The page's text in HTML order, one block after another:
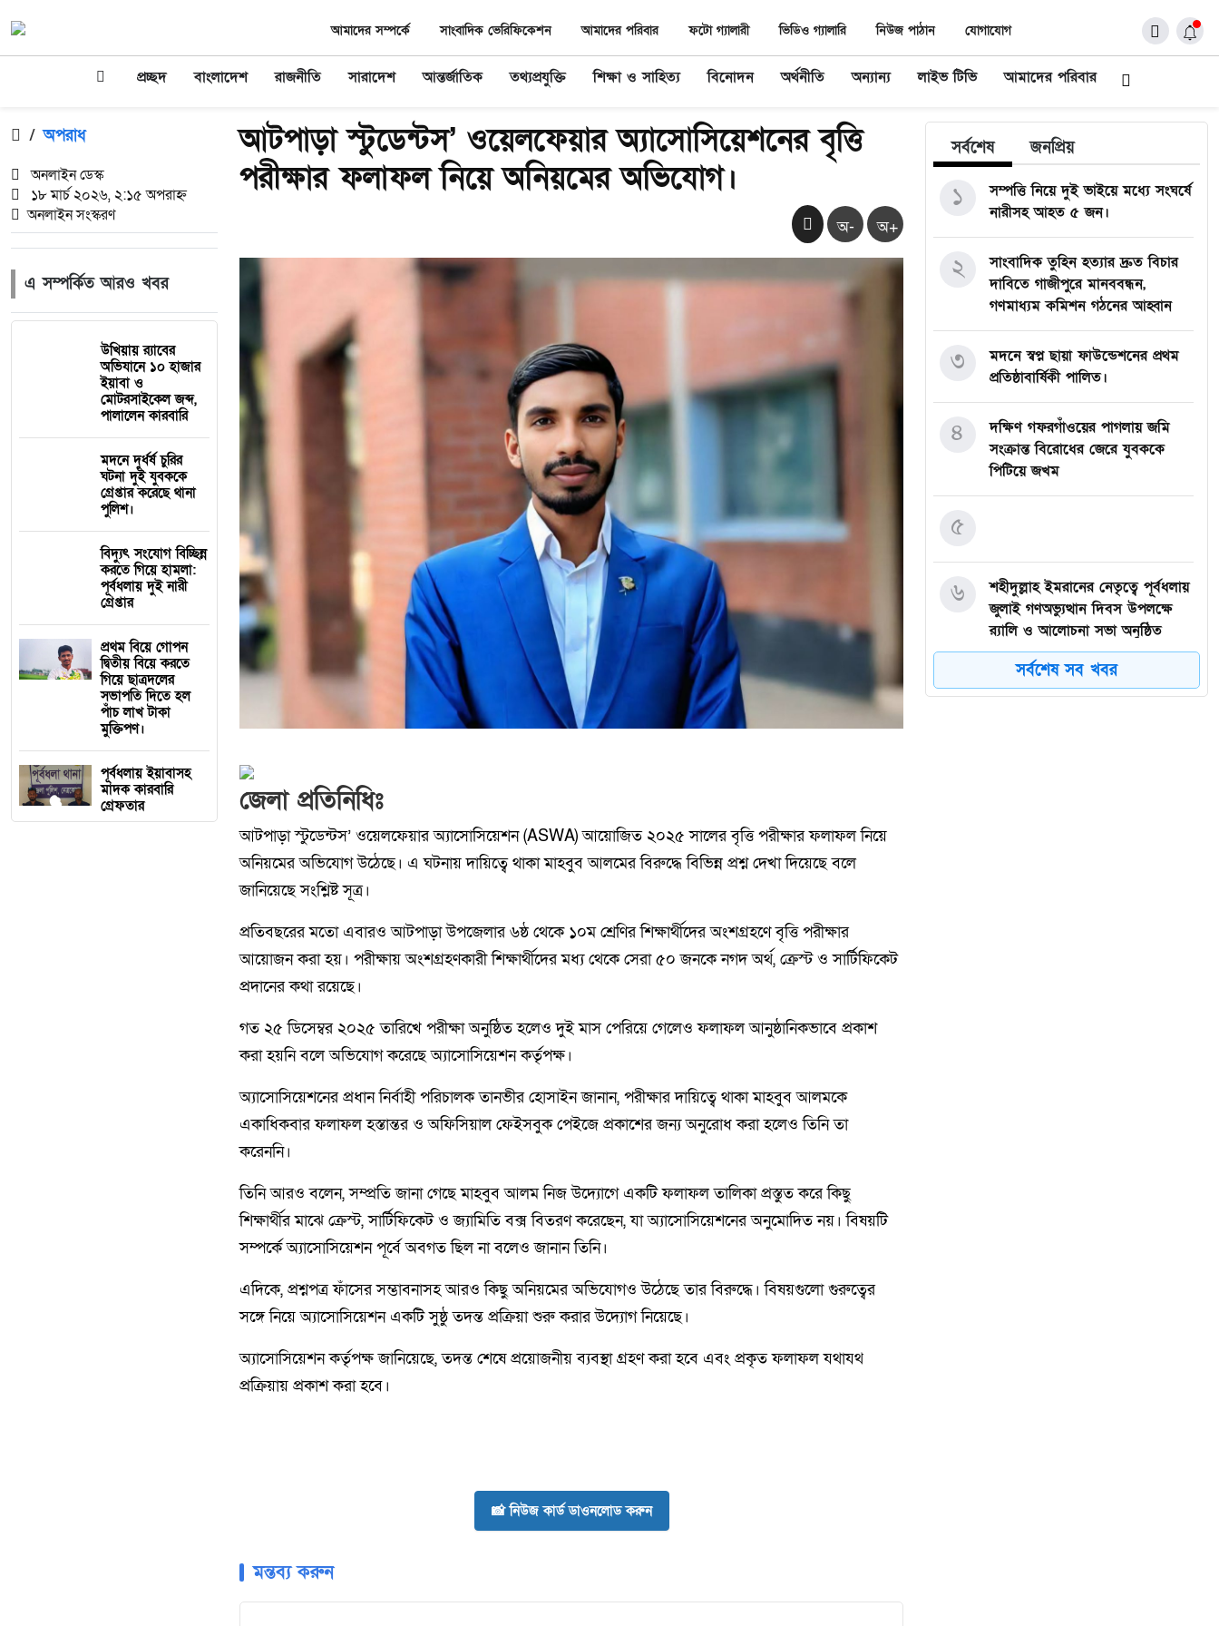
আমাদের সম্পর্কে সাংবাদিক ভেরিফিকেশন আমাদের পরিবার ফটো গ্যালারী ভিডিও গ্যালারি নিউজ পাঠান যোগাযোগ
প্রচ্ছদ বাংলাদেশ রাজনীতি সারাদেশ আন্তর্জাতিক তথ্যপ্রযুক্তি শিক্ষা ও সাহিত্য বিনোদন অর্থনীতি অন্যান্য লাইভ টিভি আমাদের পরিবার
/ অপরাধ
অনলাইন ডেস্ক
১৮ মার্চ ২০২৬, ২:১৫ অপরাহ্ন
অনলাইন সংস্করণ
এ সম্পর্কিত আরও খবর
উখিয়ায় র‌্যাবের
অভিযানে ১০ হাজার
ইয়াবা ও
মোটরসাইকেল জব্দ,
পালালেন কারবারি
মদনে দুর্ধর্ষ চুরির
ঘটনা দুই যুবককে
গ্রেপ্তার করেছে থানা
পুলিশ।
বিদ্যুৎ সংযোগ বিচ্ছিন্ন
করতে গিয়ে হামলা:
পূর্বধলায় দুই নারী
গ্রেপ্তার
প্রথম বিয়ে গোপন
দ্বিতীয় বিয়ে করতে
গিয়ে ছাত্রদলের
সভাপতি দিতে হল
পাঁচ লাখ টাকা
মুক্তিপণ।
পূর্বধলায় ইয়াবাসহ
মাদক কারবারি
গ্রেফতার
আটপাড়া স্টুডেন্টস’ ওয়েলফেয়ার অ্যাসোসিয়েশনের বৃত্তি
পরীক্ষার ফলাফল নিয়ে অনিয়মের অভিযোগ।
অ- অ+
জেলা প্রতিনিধিঃ
আটপাড়া স্টুডেন্টস’ ওয়েলফেয়ার অ্যাসোসিয়েশন (ASWA) আয়োজিত ২০২৫ সালের বৃত্তি পরীক্ষার ফলাফল নিয়ে
অনিয়মের অভিযোগ উঠেছে। এ ঘটনায় দায়িত্বে থাকা মাহবুব আলমের বিরুদ্ধে বিভিন্ন প্রশ্ন দেখা দিয়েছে বলে
জানিয়েছে সংশ্লিষ্ট সূত্র।
প্রতিবছরের মতো এবারও আটপাড়া উপজেলার ৬ষ্ঠ থেকে ১০ম শ্রেণির শিক্ষার্থীদের অংশগ্রহণে বৃত্তি পরীক্ষার
আয়োজন করা হয়। পরীক্ষায় অংশগ্রহণকারী শিক্ষার্থীদের মধ্য থেকে সেরা ৫০ জনকে নগদ অর্থ, ক্রেস্ট ও সার্টিফিকেট
প্রদানের কথা রয়েছে।
গত ২৫ ডিসেম্বর ২০২৫ তারিখে পরীক্ষা অনুষ্ঠিত হলেও দুই মাস পেরিয়ে গেলেও ফলাফল আনুষ্ঠানিকভাবে প্রকাশ
করা হয়নি বলে অভিযোগ করেছে অ্যাসোসিয়েশন কর্তৃপক্ষ।
অ্যাসোসিয়েশনের প্রধান নির্বাহী পরিচালক তানভীর হোসাইন জানান, পরীক্ষার দায়িত্বে থাকা মাহবুব আলমকে
একাধিকবার ফলাফল হস্তান্তর ও অফিসিয়াল ফেইসবুক পেইজে প্রকাশের জন্য অনুরোধ করা হলেও তিনি তা
করেননি।
তিনি আরও বলেন, সম্প্রতি জানা গেছে মাহবুব আলম নিজ উদ্যোগে একটি ফলাফল তালিকা প্রস্তুত করে কিছু
শিক্ষার্থীর মাঝে ক্রেস্ট, সার্টিফিকেট ও জ্যামিতি বক্স বিতরণ করেছেন, যা অ্যাসোসিয়েশনের অনুমোদিত নয়। বিষয়টি
সম্পর্কে অ্যাসোসিয়েশন পূর্বে অবগত ছিল না বলেও জানান তিনি।
এদিকে, প্রশ্নপত্র ফাঁসের সম্ভাবনাসহ আরও কিছু অনিয়মের অভিযোগও উঠেছে তার বিরুদ্ধে। বিষয়গুলো গুরুত্বের
সঙ্গে নিয়ে অ্যাসোসিয়েশন একটি সুষ্ঠু তদন্ত প্রক্রিয়া শুরু করার উদ্যোগ নিয়েছে।
অ্যাসোসিয়েশন কর্তৃপক্ষ জানিয়েছে, তদন্ত শেষে প্রয়োজনীয় ব্যবস্থা গ্রহণ করা হবে এবং প্রকৃত ফলাফল যথাযথ
প্রক্রিয়ায় প্রকাশ করা হবে।
📸 নিউজ কার্ড ডাওনলোড করুন
মন্তব্য করুন
সর্বশেষ জনপ্রিয়
সম্পত্তি নিয়ে দুই ভাইয়ে মধ্যে সংঘর্ষে
নারীসহ আহত ৫ জন।
১
সাংবাদিক তুহিন হত্যার দ্রুত বিচার
দাবিতে গাজীপুরে মানববন্ধন,
গণমাধ্যম কমিশন গঠনের আহ্বান
২
মদনে স্বপ্ন ছায়া ফাউন্ডেশনের প্রথম
প্রতিষ্ঠাবার্ষিকী পালিত।
৩
দক্ষিণ গফরগাঁওয়ের পাগলায় জমি
সংক্রান্ত বিরোধের জেরে যুবককে
পিটিয়ে জখম
৪
৫
শহীদুল্লাহ ইমরানের নেতৃত্বে পূর্বধলায়
জুলাই গণঅভ্যুত্থান দিবস উপলক্ষে
র‍্যালি ও আলোচনা সভা অনুষ্ঠিত
৬
জুলাই গণঅভ্যুত্থানের বীর শহীদদের
প্রতি খাগড়াছড়িবাসীর শ্রদ্ধাঞ্জলি
৭
সর্বশেষ সব খবর